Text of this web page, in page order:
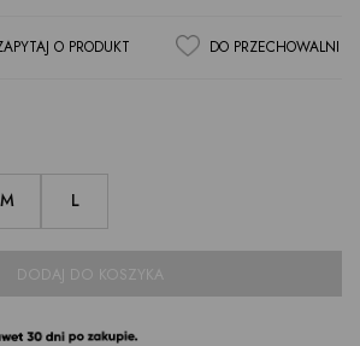
O PRODUKT DO PRZECHOWALNI
M L
DODAJ DO KOSZYKA